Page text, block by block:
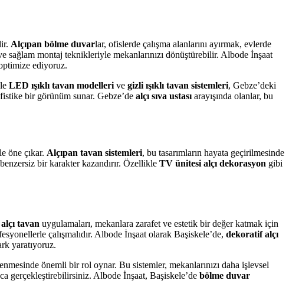
Alçıpan bölme duvarlar, ofislerde çalışma alanlarını ayırmak, evlerde
sağlam montaj teknikleriyle mekanlarınızı dönüştürebilir. Albode İnşaat
ediyoruz.
LED ışıklı tavan modelleri ve gizli ışıklı tavan sistemleri, Gebze’deki
bir görünüm sunar. Gebze’de alçı sıva ustası arayışında olanlar, bu
öne çıkar. Alçıpan tavan sistemleri, bu tasarımların hayata geçirilmesinde
bir karakter kazandırır. Özellikle TV ünitesi alçı dekorasyon gibi
tavan uygulamaları, mekanlara zarafet ve estetik bir değer katmak için
çalışmalıdır. Albode İnşaat olarak Başiskele’de, dekoratif alçı
yaratıyoruz.
önemli bir rol oynar. Bu sistemler, mekanlarınızı daha işlevsel
gerçekleştirebilirsiniz. Albode İnşaat, Başiskele’de bölme duvar